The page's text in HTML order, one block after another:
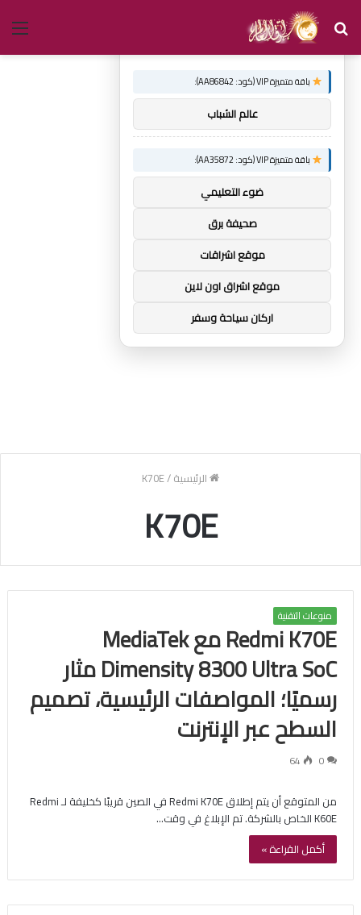
بحث
عن
الرئيسية/
K70E
K70E
منوعات التقنية
Redmi K70E مع MediaTek
Dimensity 8300 Ultra SoC مثار
رسميًا؛ المواصفات الرئيسية، تصميم
السطح عبر الإنترنت
0
64
من المتوقع أن يتم إطلاق Redmi K70E في الصين قريبًا كخليفة لـ Redmi
K60E الخاص بالشركة. تم الإبلاغ في وقت…
أكمل القراءة »
توصيات :
باقة متميزة VIP (كود: AA86842):
عالم الشباب
باقة متميزة VIP (كود: AA35872):
ضوء التعليمي
صحيفة برق
موقع اشراقات
موقع اشراق اون لاين
اركان سياحة وسفر